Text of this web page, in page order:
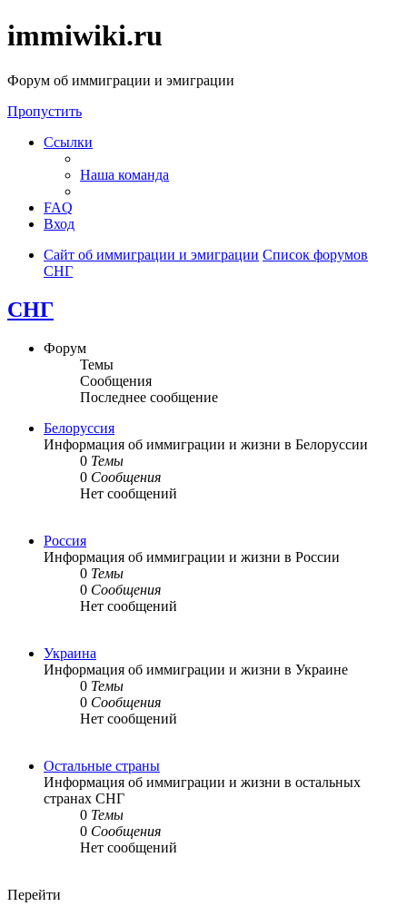
immiwiki.ru
Форум об иммиграции и эмиграции
Пропустить
Ссылки
Наша команда
FAQ
Вход
Сайт об иммиграции и эмиграции Список форумов
СНГ
СНГ
Форум
Темы
Сообщения
Последнее сообщение
Белоруссия
Информация об иммиграции и жизни в Белоруссии
0 Темы
0 Сообщения
Нет сообщений
Россия
Информация об иммиграции и жизни в России
0 Темы
0 Сообщения
Нет сообщений
Украина
Информация об иммиграции и жизни в Украине
0 Темы
0 Сообщения
Нет сообщений
Остальные страны
Информация об иммиграции и жизни в остальных
странах СНГ
0 Темы
0 Сообщения
Нет сообщений
Перейти